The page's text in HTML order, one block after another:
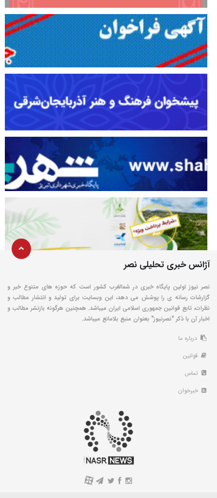
آژانس خبری تحلیلی نصر
نصر نیوز اولین پایگاه خبری در شمالغرب کشور است که حوزه های متنوع خبر و
گزارشات رسانه ی را پوشش می دهد، این وبسایت برای تولید و انتشار مطالب و
نظرات، تابع قوانین جمهوری اسلامی ایران میباشد. همچنین هرگونه بازنشر مطالب و
اخبار آن با ذکر "نصرنیوز" بعنوان منبع بلامانع میباشد.
درباره ما
قوانین
تماس
خبرخوان
A